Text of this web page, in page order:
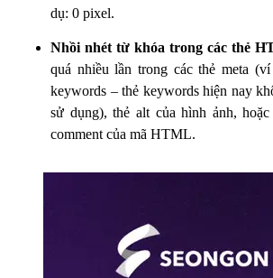
dụ: 0 pixel.
Nhồi nhét từ khóa trong các thẻ
quá nhiều lần trong các thẻ meta
keywords – thẻ keywords hiện nay
sử dụng), thẻ alt của hình ảnh,
comment của mã HTML.